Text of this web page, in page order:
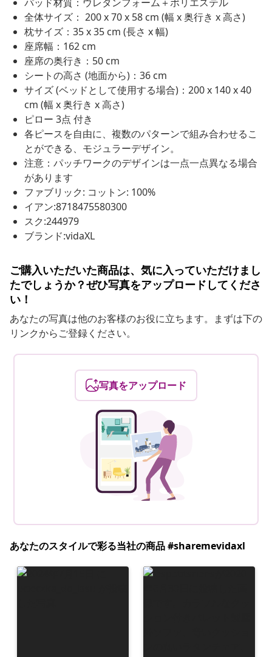
全体サイズ： 200 x 70 x 58 cm (幅 x 奥行き x 高さ)
枕サイズ：35 x 35 cm (長さ x 幅)
座席幅：162 cm
座席の奥行き：50 cm
シートの高さ (地面から)：36 cm
サイズ (ベッドとして使用する場合)：200 x 140 x 40
cm (幅 x 奥行き x 高さ)
ピロー 3点 付き
各ピースを自由に、複数のパターンで組み合わせるこ
とができる、モジュラーデザイン。
注意：パッチワークのデザインは一点一点異なる場合
があります
ファブリック: コットン: 100%
イアン:8718475580300
スク:244979
ブランド:vidaXL
ご購入いただいた商品は、気に入っていただけまし
たでしょうか？ぜひ写真をアップロードしてくださ
い！
あなたの写真は他のお客様のお役に立ちます。まずは下の
リンクからご登録ください。
写真をアップロード
あなたのスタイルで彩る当社の商品 #sharemevidaxl